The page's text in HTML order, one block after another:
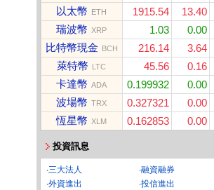
以太幣 ETH 1915.54 13.40
瑞波幣 XRP 1.03 0.00
比特幣現金 BCH 216.14 3.64
萊特幣 LTC 45.56 0.16
卡達幣 ADA 0.199932 0.00
波場幣 TRX 0.327321 0.00
恆星幣 XLM 0.162853 0.00
投資訊息
‧三大法人 ‧融資融券
‧外資進出 ‧投信進出